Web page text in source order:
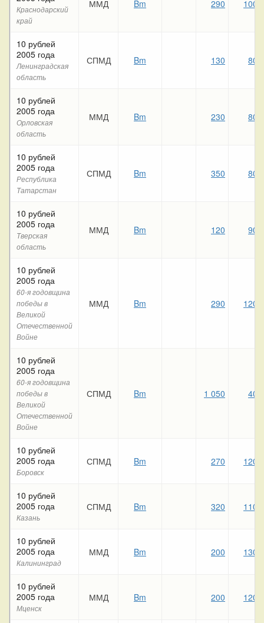
Краснодарский
край
ММД Bm 290 100
10 рублей
2005 года
Ленинградская
область
СПМД Bm 130 80
10 рублей
2005 года
Орловская
область
ММД Bm 230 80
10 рублей
2005 года
Республика
Татарстан
СПМД Bm 350 80
10 рублей
2005 года
Тверская
область
ММД Bm 120 90
10 рублей
2005 года
60-я годовщина
победы в
Великой
Отечественной
Войне
ММД Bm 290 120
10 рублей
2005 года
60-я годовщина
победы в
Великой
Отечественной
Войне
СПМД Bm 1 050 40
10 рублей
2005 года
Боровск
СПМД Bm 270 120
10 рублей
2005 года
Казань
СПМД Bm 320 110
10 рублей
2005 года
Калининград
ММД Bm 200 130
10 рублей
2005 года
Мценск
ММД Bm 200 120